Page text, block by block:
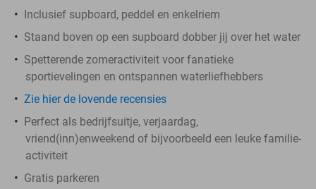
Inclusief supboard, peddel en enkelriem
Staand boven op een supboard dobber jij over het water
Spetterende zomeractiviteit voor fanatieke
sportievelingen en ontspannen waterliefhebbers
Zie hier de lovende recensies
Perfect als bedrijfsuitje, verjaardag,
vriend(inn)enweekend of bijvoorbeeld een leuke familie-
activiteit
Gratis parkeren